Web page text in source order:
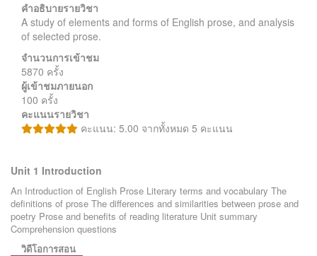
คำอธิบายรายวิชา
A study of elements and forms of English prose, and analysis
of selected prose.
จำนวนการเข้าชม
5870 ครั้ง
ผู้เข้าชมภายนอก
100 ครั้ง
คะแนนรายวิชา
คะแนน: 5.00 จากทั้งหมด 5 คะแนน
Unit 1 Introduction
An Introduction of English Prose Literary terms and vocabulary The
definitions of prose The differences and similarities between prose and
poetry Prose and benefits of reading literature Unit summary
Comprehension questions
วิดีโอการสอน